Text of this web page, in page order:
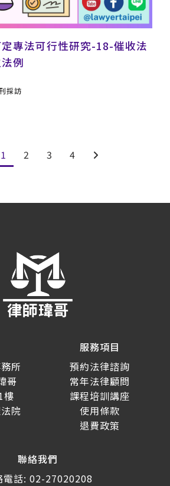
專法可行性研究-18-催收法
例
採訪
1 2 3 4
所
哥
樓
院
服務項目
預約法律諮詢
常年法律顧問
課程培訓講座
使用條款
退費政策
聯絡我們
電話: 02-27020208